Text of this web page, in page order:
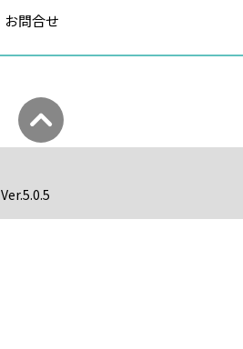
お問合せ
Ver.5.0.5